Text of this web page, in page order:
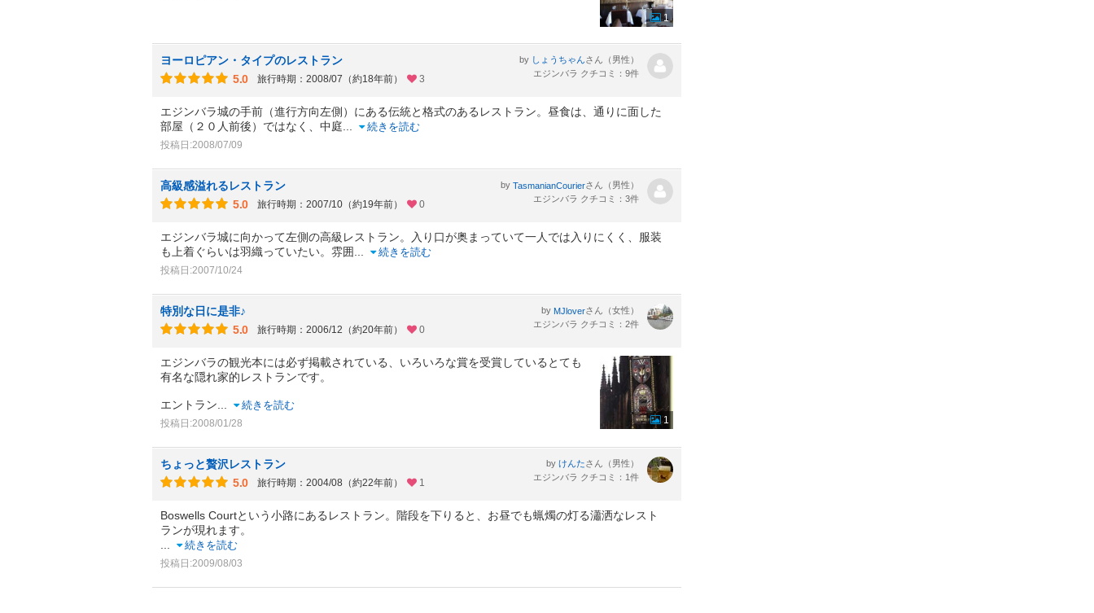
1
ヨーロピアン・タイプのレストラン
5.0
旅行時期：2008/07（約18年前） 3
by しょうちゃんさん（男性）
エジンバラ クチコミ：9件
エジンバラ城の手前（進行方向左側）にある伝統と格式のあるレストラン。昼食は、通りに面した
部屋（２０人前後）ではなく、中庭
続きを読む
投稿日:2008/07/09
高級感溢れるレストラン
5.0
旅行時期：2007/10（約19年前） 0
by TasmanianCourierさん（男性）
エジンバラ クチコミ：3件
エジンバラ城に向かって左側の高級レストラン。入り口が奥まっていて一人では入りにくく、服装
も上着ぐらいは羽織っていたい。雰囲
続きを読む
投稿日:2007/10/24
特別な日に是非♪
5.0
旅行時期：2006/12（約20年前） 0
by MJloverさん（女性）
エジンバラ クチコミ：2件
エジンバラの観光本には必ず掲載されている、いろいろな賞を受賞しているとても
有名な隠れ家的レストランです。
エントラン 続きを読む
投稿日:2008/01/28 1
ちょっと贅沢レストラン
5.0
旅行時期：2004/08（約22年前） 1
by けんたさん（男性）
エジンバラ クチコミ：1件
Boswells Courtという小路にあるレストラン。階段を下りると、お昼でも蝋燭の灯る瀟洒なレスト
ランが現れます。
続きを読む
投稿日:2009/08/03